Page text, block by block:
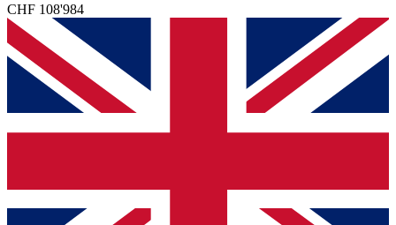
CHF 108'984